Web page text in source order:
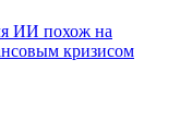
ИИ похож на
кризисом